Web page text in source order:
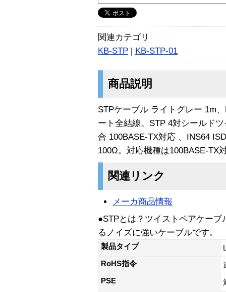
関連カテゴリ
KB-STP | KB-STP-01
商品説明
STPケーブル ライトグレー 1m
ート全結線。STP 4対シールド
合 100BASE-TX対応 、INS64
100Ω。対応機種は100BASE-TX
関連リンク
メーカ商品情報
●STPとは？ツイストペアケー
るノイズに強いケーブルです。
製品タイプ
RoHS指令
PSE